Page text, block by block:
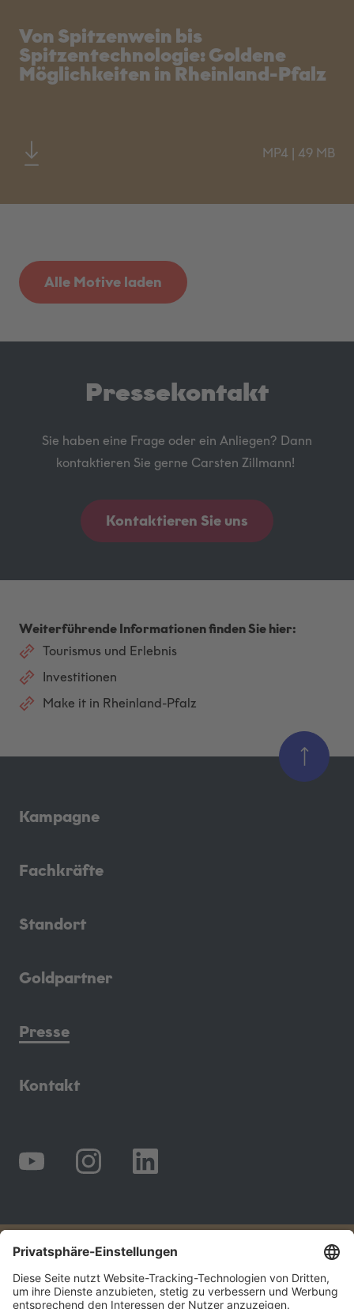
Von Spitzenwein bis
Spitzentechnologie: Goldene
Möglichkeiten in Rheinland-Pfalz
MP4 | 49 MB
Alle Motive laden
Pressekontakt
Sie haben eine Frage oder ein Anliegen? Dann
kontaktieren Sie gerne Carsten Zillmann!
Kontaktieren Sie uns
Weiterführende Informationen finden Sie hier:
Tourismus und Erlebnis
Investitionen
Make it in Rheinland-Pfalz
Kampagne
Fachkräfte
Standort
Goldpartner
Presse
Kontakt